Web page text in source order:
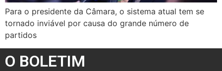
Para o presidente da Câmara, o sistema atual tem se
tornado inviável por causa do grande número de
partidos
O BOLETIM